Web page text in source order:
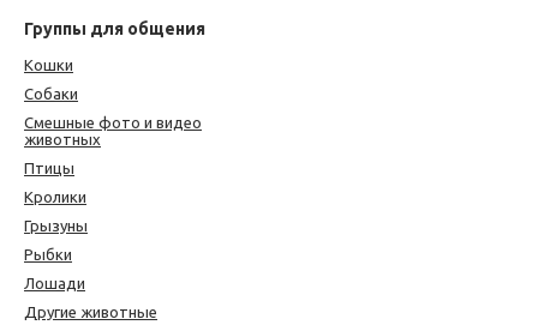
Группы для общения
Кошки
Собаки
Смешные фото и видео
животных
Птицы
Кролики
Грызуны
Рыбки
Лошади
Другие животные